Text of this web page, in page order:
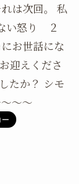
は次回。 私
い怒り ２
お世話にな
迎えくださ
たか？ シモ
～～